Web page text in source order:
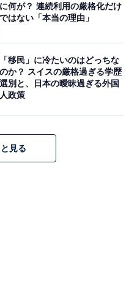
に何が？ 連続利用の厳格化だけ
ではない「本当の理由」
「移民」に冷たいのはどっちな
のか？ スイスの厳格過ぎる学歴
選別と、日本の曖昧過ぎる外国
人政策
見る